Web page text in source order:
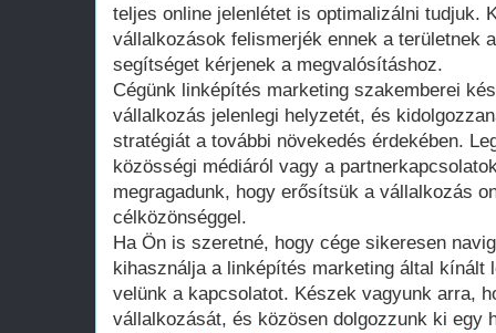
teljes online jelenlétet is optimalizálni tudjuk.
vállalkozások felismerjék ennek a területnek
segítséget kérjenek a megvalósításhoz.
Cégünk linképítés marketing szakemberei
vállalkozás jelenlegi helyzetét, és
stratégiát a további növekedés érdekében.
közösségi médiáról vagy a
megragadunk, hogy erősítsük a vállalkozás
célközönséggel.
Ha Ön is szeretné, hogy cége sikeresen
kihasználja a linképítés marketing által kínált
velünk a kapcsolatot. Készek vagyunk arra,
vállalkozását, és közösen dolgozzunk ki egy